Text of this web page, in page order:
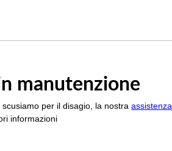
manutenzione
per il disagio, la nostraassistenza
informazioni